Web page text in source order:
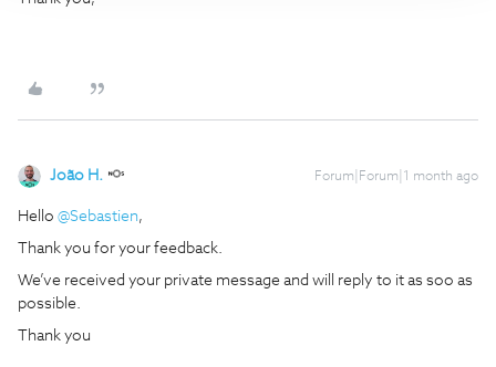
João H. Forum|Forum|1 month ago
Hello ​ @Sebastien,
Thank you for your feedback.
We’ve received your private message and will reply to it as soo as
possible.
Thank you